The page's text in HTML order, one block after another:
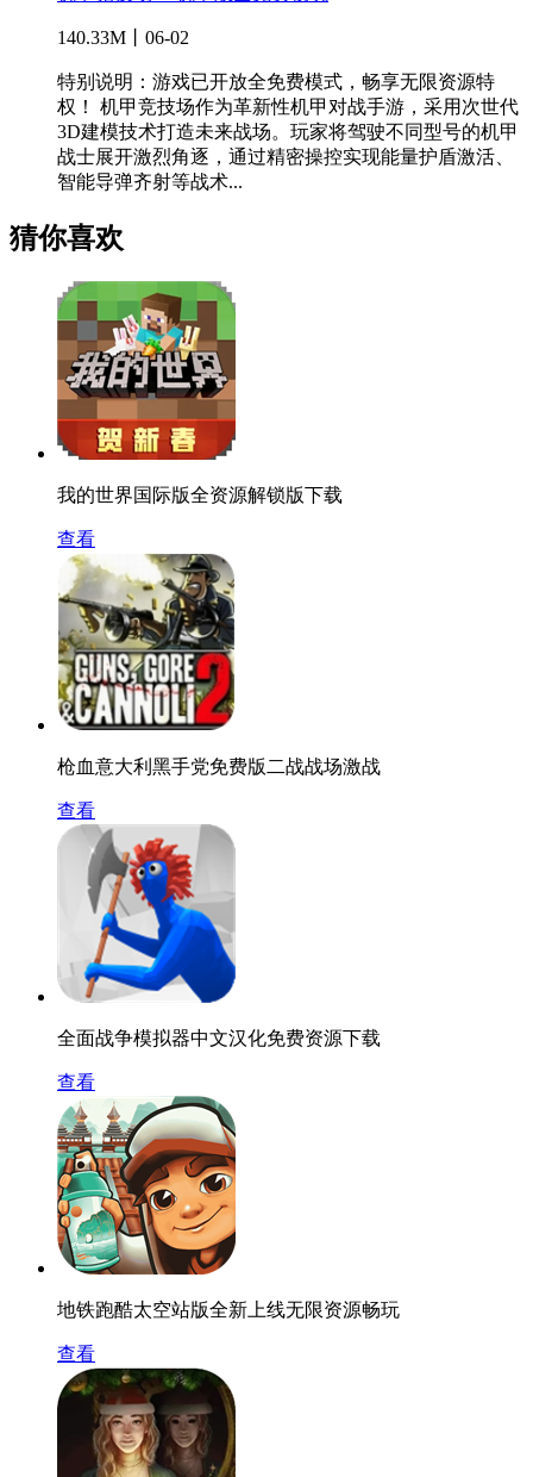
140.33M丨06-02
特别说明：游戏已开放全免费模式，畅享无限资源特
权！ 机甲竞技场作为革新性机甲对战手游，采用次世代
3D建模技术打造未来战场。玩家将驾驶不同型号的机甲
战士展开激烈角逐，通过精密操控实现能量护盾激活、
智能导弹齐射等战术...
猜你喜欢
我的世界国际版全资源解锁版下载
查看
枪血意大利黑手党免费版二战战场激战
查看
全面战争模拟器中文汉化免费资源下载
查看
地铁跑酷太空站版全新上线无限资源畅玩
查看